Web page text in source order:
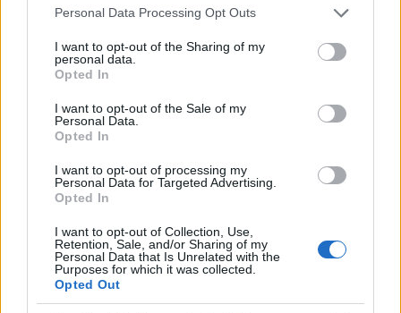
Please note that this website/app uses one or more Google
not limited to your visit or usage behaviour. You may click to
grant or deny consent to Google and its third-party tags to
use your data for below specified purposes in below Google
consent section.
Personal Data Processing Opt Outs
I want to opt-out of the Sharing of my
personal data.
Opted In
I want to opt-out of the Sale of my
Personal Data.
Opted In
I want to opt-out of processing my
Personal Data for Targeted Advertising.
Opted In
I want to opt-out of Collection, Use,
Retention, Sale, and/or Sharing of my
Personal Data that Is Unrelated with the
Purposes for which it was collected.
Opted Out
Fuentes de proteínas para veganos
Fuentes veganas de calcio Fuentes veganas de hierro
Impacto de la dieta en la salud
Salud y veganismo Suplementación en una dieta vegana
Un estilo de vida vegano
Mira también en la lengua english deutsch
El contenido y los materiales de este sitio son de carácter
educativo e informativo. El editor y los redactores del sitio no son